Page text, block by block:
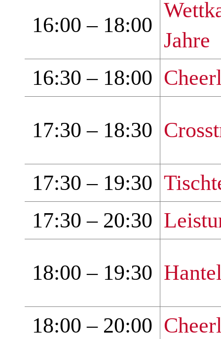
16:00 – 18:00
Jahre
16:30 – 18:00
17:30 – 18:30
17:30 – 19:30
17:30 – 20:30
18:00 – 19:30
18:00 – 20:00